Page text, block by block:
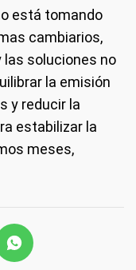
está tomando
cambiarios,
las soluciones no
la emisión
y reducir la
estabilizar la
meses,